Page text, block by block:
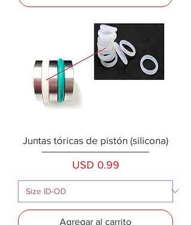
Juntas tóricas de pistón (silicona)
Precio
USD 0.99
Agregar al carrito